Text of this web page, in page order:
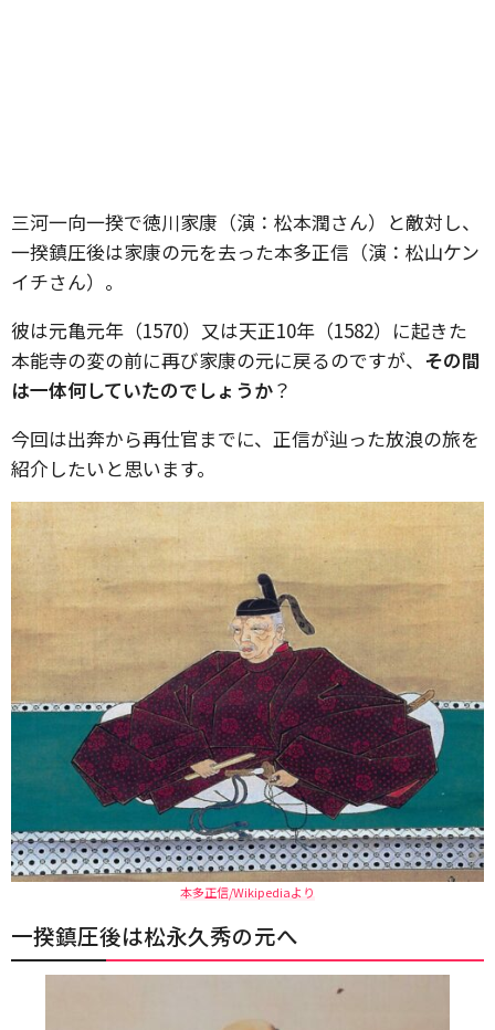
三河一向一揆で徳川家康（演：松本潤さん）と敵対し、
一揆鎮圧後は家康の元を去った本多正信（演：松山ケン
イチさん）。
彼は元亀元年（1570）又は天正10年（1582）に起きた
本能寺の変の前に再び家康の元に戻るのですが、 その間
は一体何していたのでしょうか？
今回は出奔から再仕官までに、正信が辿った放浪の旅を
紹介したいと思います。
本多正信/Wikipediaより
一揆鎮圧後は松永久秀の元へ